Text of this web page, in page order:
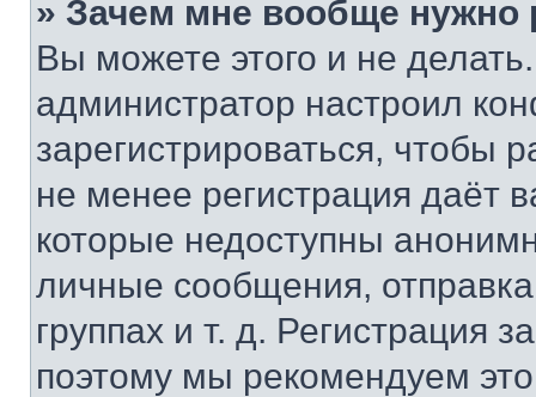
» Зачем мне вообще нужно
Вы можете этого и не
администратор настроил
зарегистрироваться, чтобы
не менее регистрация даёт
которые недоступны
личные сообщения,
группах и т. д. Регистрация
поэтому мы рекомендуем